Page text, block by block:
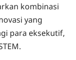
kombinasi
yang
para eksekutif,